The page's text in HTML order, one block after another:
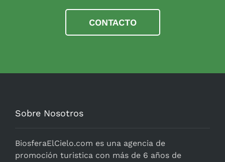
CONTACTO
Sobre Nosotros
BiosferaElCielo.com es una agencia de
promoción turistica con más de 6 años de